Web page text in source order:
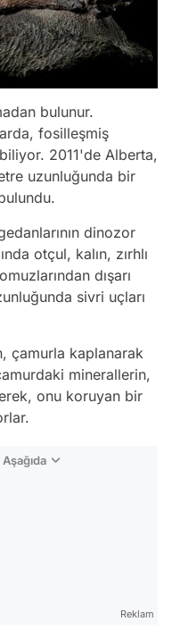
bulunur.
fosilleşmiş
2011'de Alberta,
uzunluğunda bir
dinozor
otçul, kalın, zırhlı
dışarı
sivri uçları
çamurla kaplanarak
minerallerin,
onu koruyan bir
Reklam